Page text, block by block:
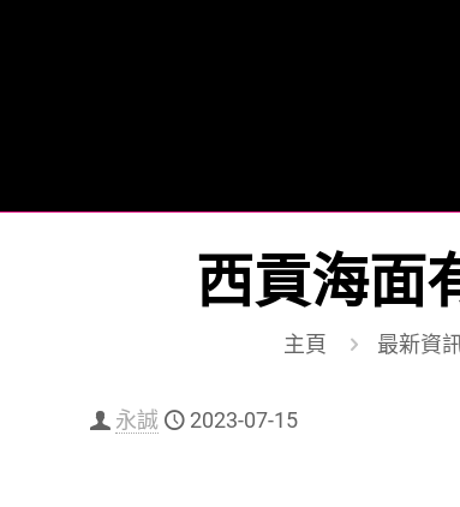
西貢海面
主頁 最新資
永誠 2023-07-15